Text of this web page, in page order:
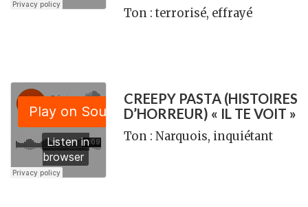
Ton : terrorisé, effrayé
CREEPY PASTA (HISTOIRES
D’HORREUR) « IL TE VOIT »
Ton : Narquois, inquiétant